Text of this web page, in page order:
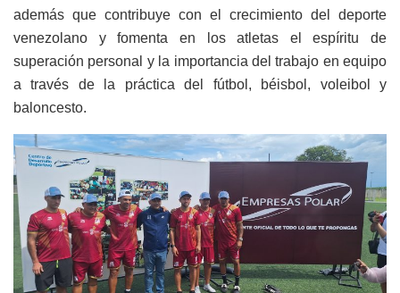
además que contribuye con el crecimiento del deporte
venezolano y fomenta en los atletas el espíritu de
superación personal y la importancia del trabajo en equipo
a través de la práctica del fútbol, béisbol, voleibol y
baloncesto.